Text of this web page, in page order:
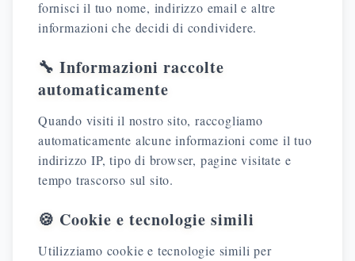
fornisci il tuo nome, indirizzo email e altre
informazioni che decidi di condividere.
🔧 Informazioni raccolte
automaticamente
Quando visiti il nostro sito, raccogliamo
automaticamente alcune informazioni come il tuo
indirizzo IP, tipo di browser, pagine visitate e
tempo trascorso sul sito.
🍪 Cookie e tecnologie simili
Utilizziamo cookie e tecnologie simili per